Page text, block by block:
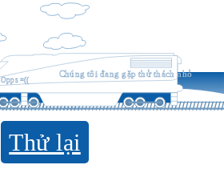
Opps =((
Chúng tôi đang gặp thử thách nhỏ
Thử lại